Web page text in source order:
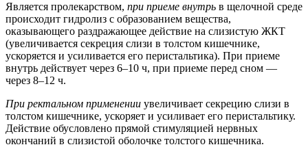
Является пролекарством, при приеме внутрь в щелочной среде
происходит гидролиз с образованием вещества,
оказывающего раздражающее действие на слизистую ЖКТ
(увеличивается секреция слизи в толстом кишечнике,
ускоряется и усиливается его перистальтика). При приеме
внутрь действует через 6–10 ч, при приеме перед сном —
через 8–12 ч.
При ректальном применении увеличивает секрецию слизи в
толстом кишечнике, ускоряет и усиливает его перистальтику.
Действие обусловлено прямой стимуляцией нервных
окончаний в слизистой оболочке толстого кишечника.